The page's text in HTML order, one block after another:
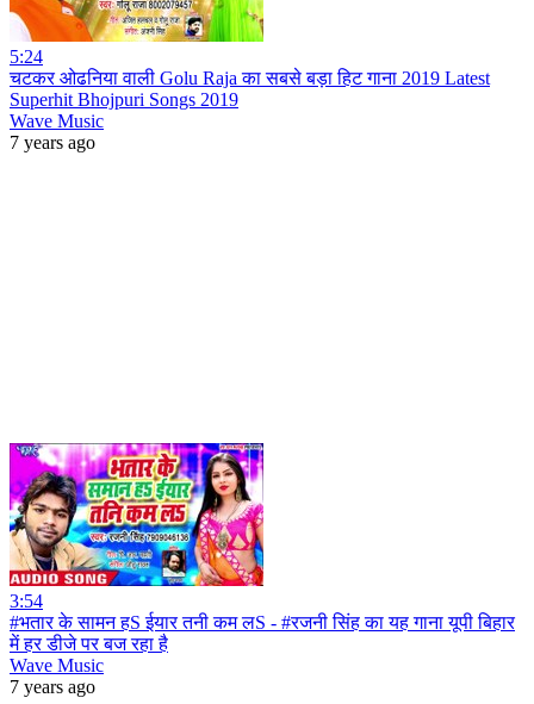
5:24
चटकर ओढनिया वाली Golu Raja का सबसे बड़ा हिट गाना 2019 Latest
Superhit Bhojpuri Songs 2019
Wave Music
7 years ago
3:54
#भतार के सामन हS ईयार तनी कम लS - #रजनी सिंह का यह गाना यूपी बिहार
में हर डीजे पर बज रहा है
Wave Music
7 years ago